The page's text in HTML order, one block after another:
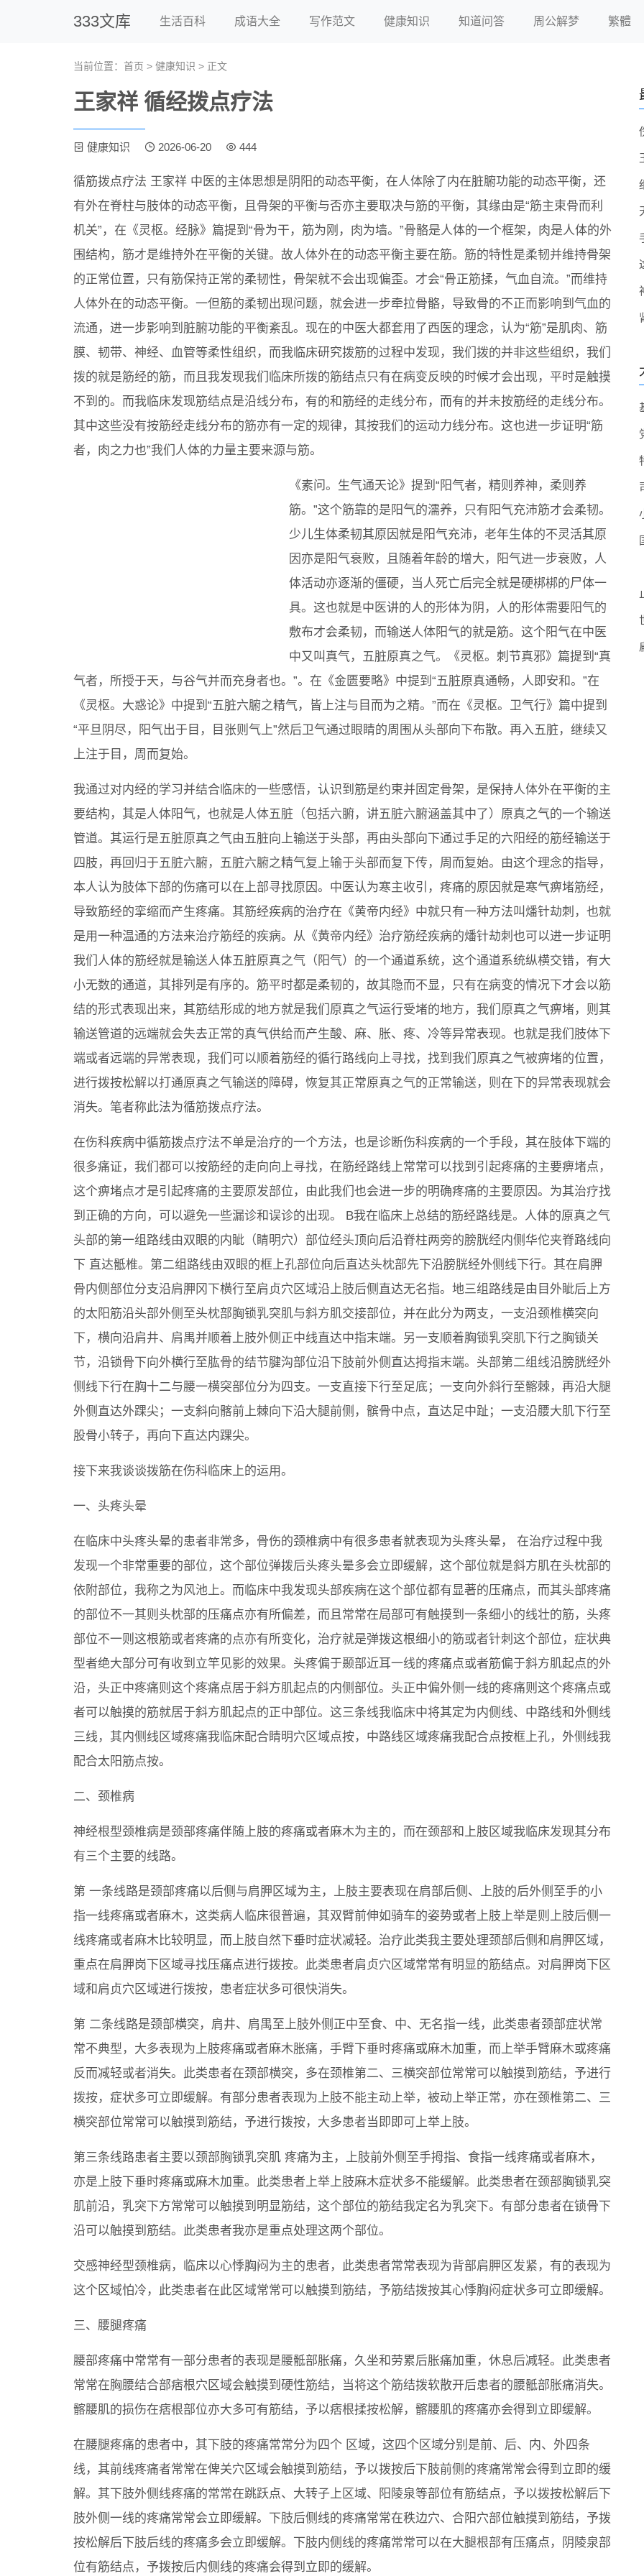
333文库 生活百科 成语大全 写作范文 健康知识 知道问答 周公解梦 繁體
当前位置： 首页 > 健康知识 > 正文
王家祥 循经拨点疗法
健康知识 2026-06-20 444
循筋拨点疗法 王家祥 中医的主体思想是阴阳的动态平衡，在人体除了内在脏腑功能的动态平衡，还
有外在脊柱与肢体的动态平衡，且骨架的平衡与否亦主要取决与筋的平衡，其缘由是“筋主束骨而利
机关”，在《灵枢。经脉》篇提到“骨为干，筋为刚，肉为墙。”骨骼是人体的一个框架，肉是人体的外
围结构，筋才是维持外在平衡的关键。故人体外在的动态平衡主要在筋。筋的特性是柔韧并维持骨架
的正常位置，只有筋保持正常的柔韧性，骨架就不会出现偏歪。才会“骨正筋揉，气血自流。”而维持
人体外在的动态平衡。一但筋的柔韧出现问题，就会进一步牵拉骨骼，导致骨的不正而影响到气血的
流通，进一步影响到脏腑功能的平衡紊乱。现在的中医大都套用了西医的理念，认为“筋”是肌肉、筋
膜、韧带、神经、血管等柔性组织，而我临床研究拨筋的过程中发现，我们拨的并非这些组织，我们
拨的就是筋经的筋，而且我发现我们临床所拨的筋结点只有在病变反映的时候才会出现，平时是触摸
不到的。而我临床发现筋结点是沿线分布，有的和筋经的走线分布，而有的并未按筋经的走线分布。
其中这些没有按筋经走线分布的筋亦有一定的规律，其按我们的运动力线分布。这也进一步证明“筋
者，肉之力也”我们人体的力量主要来源与筋。
《素问。生气通天论》提到“阳气者，精则养神，柔则养
筋。”这个筋靠的是阳气的濡养，只有阳气充沛筋才会柔韧。
少儿生体柔韧其原因就是阳气充沛，老年生体的不灵活其原
因亦是阳气衰败，且随着年龄的增大，阳气进一步衰败，人
体活动亦逐渐的僵硬，当人死亡后完全就是硬梆梆的尸体一
具。这也就是中医讲的人的形体为阴，人的形体需要阳气的
敷布才会柔韧，而输送人体阳气的就是筋。这个阳气在中医
中又叫真气，五脏原真之气。《灵枢。刺节真邪》篇提到“真
气者，所授于天，与谷气并而充身者也。”。在《金匮要略》中提到“五脏原真通畅，人即安和。”在
《灵枢。大惑论》中提到“五脏六腑之精气，皆上注与目而为之精。”而在《灵枢。卫气行》篇中提到
“平旦阴尽，阳气出于目，目张则气上”然后卫气通过眼睛的周围从头部向下布散。再入五脏，继续又
上注于目，周而复始。
我通过对内经的学习并结合临床的一些感悟，认识到筋是约束并固定骨架，是保持人体外在平衡的主
要结构，其是人体阳气，也就是人体五脏（包括六腑，讲五脏六腑涵盖其中了）原真之气的一个输送
管道。其运行是五脏原真之气由五脏向上输送于头部，再由头部向下通过手足的六阳经的筋经输送于
四肢，再回归于五脏六腑，五脏六腑之精气复上输于头部而复下传，周而复始。由这个理念的指导，
本人认为肢体下部的伤痛可以在上部寻找原因。中医认为寒主收引，疼痛的原因就是寒气痹堵筋经，
导致筋经的挛缩而产生疼痛。其筋经疾病的治疗在《黄帝内经》中就只有一种方法叫燔针劫刺，也就
是用一种温通的方法来治疗筋经的疾病。从《黄帝内经》治疗筋经疾病的燔针劫刺也可以进一步证明
我们人体的筋经就是输送人体五脏原真之气（阳气）的一个通道系统，这个通道系统纵横交错，有大
小无数的通道，其排列是有序的。筋平时都是柔韧的，故其隐而不显，只有在病变的情况下才会以筋
结的形式表现出来，其筋结形成的地方就是我们原真之气运行受堵的地方，我们原真之气痹堵，则其
输送管道的远端就会失去正常的真气供给而产生酸、麻、胀、疼、冷等异常表现。也就是我们肢体下
端或者远端的异常表现，我们可以顺着筋经的循行路线向上寻找，找到我们原真之气被痹堵的位置，
进行拨按松解以打通原真之气输送的障碍，恢复其正常原真之气的正常输送，则在下的异常表现就会
消失。笔者称此法为循筋拨点疗法。
在伤科疾病中循筋拨点疗法不单是治疗的一个方法，也是诊断伤科疾病的一个手段，其在肢体下端的
很多痛证，我们都可以按筋经的走向向上寻找，在筋经路线上常常可以找到引起疼痛的主要痹堵点，
这个痹堵点才是引起疼痛的主要原发部位，由此我们也会进一步的明确疼痛的主要原因。为其治疗找
到正确的方向，可以避免一些漏诊和误诊的出现。 B我在临床上总结的筋经路线是。人体的原真之气
头部的第一组路线由双眼的内眦（睛明穴）部位经头顶向后沿脊柱两旁的膀胱经内侧华佗夹脊路线向
下 直达骶椎。第二组路线由双眼的框上孔部位向后直达头枕部先下沿膀胱经外侧线下行。其在肩胛
骨内侧部位分支沿肩胛冈下横行至肩贞穴区域沿上肢后侧直达无名指。地三组路线是由目外眦后上方
的太阳筋沿头部外侧至头枕部胸锁乳突肌与斜方肌交接部位，并在此分为两支，一支沿颈椎横突向
下，横向沿肩井、肩禺并顺着上肢外侧正中线直达中指末端。另一支顺着胸锁乳突肌下行之胸锁关
节，沿锁骨下向外横行至肱骨的结节腱沟部位沿下肢前外侧直达拇指末端。头部第二组线沿膀胱经外
侧线下行在胸十二与腰一横突部位分为四支。一支直接下行至足底；一支向外斜行至髂棘，再沿大腿
外侧直达外踝尖；一支斜向髂前上棘向下沿大腿前侧，髌骨中点，直达足中趾；一支沿腰大肌下行至
股骨小转子，再向下直达内踝尖。
接下来我谈谈拨筋在伤科临床上的运用。
一、头疼头晕
在临床中头疼头晕的患者非常多，骨伤的颈椎病中有很多患者就表现为头疼头晕， 在治疗过程中我
发现一个非常重要的部位，这个部位弹拨后头疼头晕多会立即缓解，这个部位就是斜方肌在头枕部的
依附部位，我称之为风池上。而临床中我发现头部疾病在这个部位都有显著的压痛点，而其头部疼痛
的部位不一其则头枕部的压痛点亦有所偏差，而且常常在局部可有触摸到一条细小的线壮的筋，头疼
部位不一则这根筋或者疼痛的点亦有所变化，治疗就是弹拨这根细小的筋或者针刺这个部位，症状典
型者绝大部分可有收到立竿见影的效果。头疼偏于颞部近耳一线的疼痛点或者筋偏于斜方肌起点的外
沿，头正中疼痛则这个疼痛点居于斜方肌起点的内侧部位。头正中偏外侧一线的疼痛则这个疼痛点或
者可以触摸的筋就居于斜方肌起点的正中部位。这三条线我临床中将其定为内侧线、中路线和外侧线
三线，其内侧线区域疼痛我临床配合睛明穴区域点按，中路线区域疼痛我配合点按框上孔，外侧线我
配合太阳筋点按。
二、颈椎病
神经根型颈椎病是颈部疼痛伴随上肢的疼痛或者麻木为主的，而在颈部和上肢区域我临床发现其分布
有三个主要的线路。
第 一条线路是颈部疼痛以后侧与肩胛区域为主，上肢主要表现在肩部后侧、上肢的后外侧至手的小
指一线疼痛或者麻木，这类病人临床很普遍，其双臂前伸如骑车的姿势或者上肢上举是则上肢后侧一
线疼痛或者麻木比较明显，而上肢自然下垂时症状减轻。治疗此类我主要处理颈部后侧和肩胛区域，
重点在肩胛岗下区域寻找压痛点进行拨按。此类患者肩贞穴区域常常有明显的筋结点。对肩胛岗下区
域和肩贞穴区域进行拨按，患者症状多可很快消失。
第 二条线路是颈部横突，肩井、肩禺至上肢外侧正中至食、中、无名指一线，此类患者颈部症状常
常不典型，大多表现为上肢疼痛或者麻木胀痛，手臂下垂时疼痛或麻木加重，而上举手臂麻木或疼痛
反而减轻或者消失。此类患者在颈部横突，多在颈椎第二、三横突部位常常可以触摸到筋结，予进行
拨按，症状多可立即缓解。有部分患者表现为上肢不能主动上举，被动上举正常，亦在颈椎第二、三
横突部位常常可以触摸到筋结，予进行拨按，大多患者当即即可上举上肢。
第三条线路患者主要以颈部胸锁乳突肌 疼痛为主，上肢前外侧至手拇指、食指一线疼痛或者麻木，
亦是上肢下垂时疼痛或麻木加重。此类患者上举上肢麻木症状多不能缓解。此类患者在颈部胸锁乳突
肌前沿，乳突下方常常可以触摸到明显筋结，这个部位的筋结我定名为乳突下。有部分患者在锁骨下
沿可以触摸到筋结。此类患者我亦是重点处理这两个部位。
交感神经型颈椎病，临床以心悸胸闷为主的患者，此类患者常常表现为背部肩胛区发紧，有的表现为
这个区域怕冷，此类患者在此区域常常可以触摸到筋结，予筋结拨按其心悸胸闷症状多可立即缓解。
三、腰腿疼痛
腰部疼痛中常常有一部分患者的表现是腰骶部胀痛，久坐和劳累后胀痛加重，休息后减轻。此类患者
常常在胸腰结合部痞根穴区域会触摸到硬性筋结，当将这个筋结拨软散开后患者的腰骶部胀痛消失。
髂腰肌的损伤在痞根部位亦大多可有筋结，予以痞根揉按松解，髂腰肌的疼痛亦会得到立即缓解。
在腰腿疼痛的患者中，其下肢的疼痛常常分为四个 区域，这四个区域分别是前、后、内、外四条
线，其前线疼痛者常常在俾关穴区域会触摸到筋结，予以拨按后下肢前侧的疼痛常常会得到立即的缓
解。其下肢外侧线疼痛的常常在跳跃点、大转子上区域、阳陵泉等部位有筋结点，予以拨按松解后下
肢外侧一线的疼痛常常会立即缓解。下肢后侧线的疼痛常常在秩边穴、合阳穴部位触摸到筋结，予拨
按松解后下肢后线的疼痛多会立即缓解。下肢内侧线的疼痛常常可以在大腿根部有压痛点，阴陵泉部
位有筋结点，予拨按后内侧线的疼痛会得到立即的缓解。